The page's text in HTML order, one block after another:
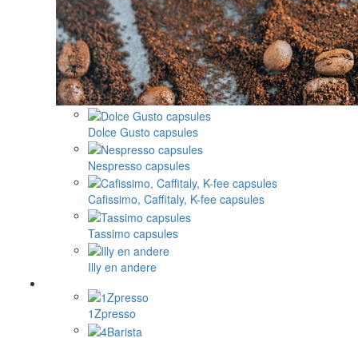
Dolce Gusto capsules
Nespresso capsules
Cafissimo, Caffitaly, K-fee capsules
Tassimo capsules
Illy en andere
1Zpresso